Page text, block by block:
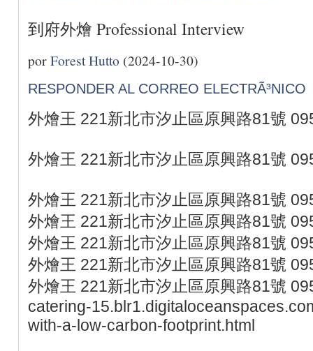
到府外燴 Professional Interview
porForest Hutto (2024-10-30)
RESPONDER AL CORREO ELECTRÃ³NICO
外燴王 221新北市汐止區原興路81號
外燴王 221新北市汐止區原興路81號
外燴王 221新北市汐止區原興路81號
外燴王 221新北市汐止區原興路81號
外燴王 221新北市汐止區原興路81號
外燴王 221新北市汐止區原興路81號
外燴王 221新北市汐止區原興路81號
catering-
with-a-low-carbon-footprint.html